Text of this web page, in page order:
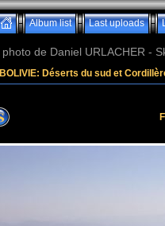
Album list Last uploads
de Daniel URLACHER -
BOLIVIE: Déserts du sud et